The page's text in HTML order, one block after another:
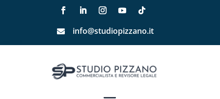
 info@studiopizzano.it